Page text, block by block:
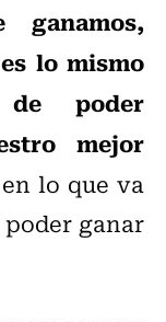
lo mismo
poder
mejor
lo que va
ganar